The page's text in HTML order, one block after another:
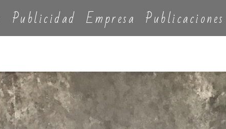
Publicidad Empresa Publicaciones